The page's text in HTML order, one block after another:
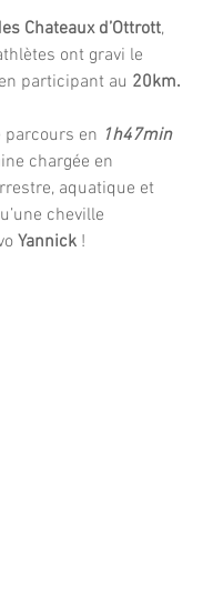
Chateaux d’Ottrott,
ont gravi le
participant au 20km.
parcours en 1h47min
chargée en
aquatique et
cheville
Yannick !